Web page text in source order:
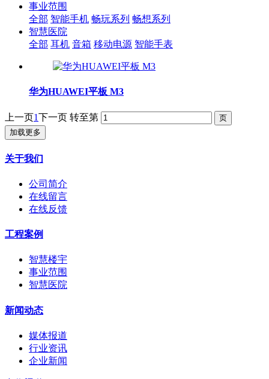
事业范围
全部 智能手机 畅玩系列 畅想系列
智慧医院
全部 耳机 音箱 移动电源 智能手表
华为HUAWEI平板 M3
上一页1下一页 转至第
加载更多
关于我们
公司简介
在线留言
在线反馈
工程案例
智慧楼宇
事业范围
智慧医院
新闻动态
媒体报道
行业资讯
企业新闻